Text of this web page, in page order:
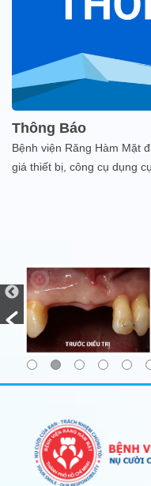
Thông Báo
Bệnh viện Răng Hàm Mặt
giá thiết bị, công cụ dụng